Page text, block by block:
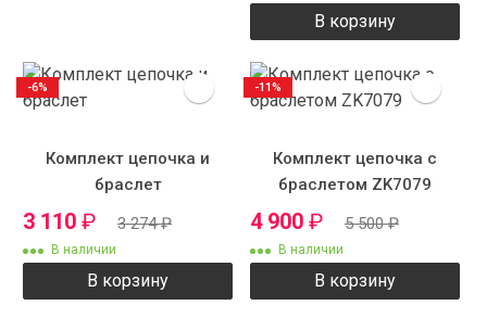
В корзину
Комплект цепочка и
браслет
3 110 ₽ 3 274₽
В наличии
В корзину
-6%
Комплект цепочка с
браслетом ZK7079
4 900 ₽ 5 500₽
В наличии
В корзину
-11%